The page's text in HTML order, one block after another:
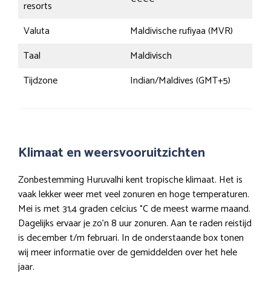
resorts
Valuta
Maldivische rufiyaa (MVR)
Taal
Maldivisch
Tijdzone
Indian/Maldives (GMT+5)
Klimaat en weersvooruitzichten
Zonbestemming Huruvalhi kent tropische klimaat. Het is
vaak lekker weer met veel zonuren en hoge temperaturen.
Mei is met 31,4 graden celcius °C de meest warme maand.
Dagelijks ervaar je zo’n 8 uur zonuren. Aan te raden reistijd
is december t/m februari. In de onderstaande box tonen
wij meer informatie over de gemiddelden over het hele
jaar.